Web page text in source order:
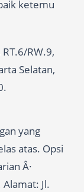
ketemu
RW.9,
Selatan,
yang
atas. Opsi
Â·
Jl.